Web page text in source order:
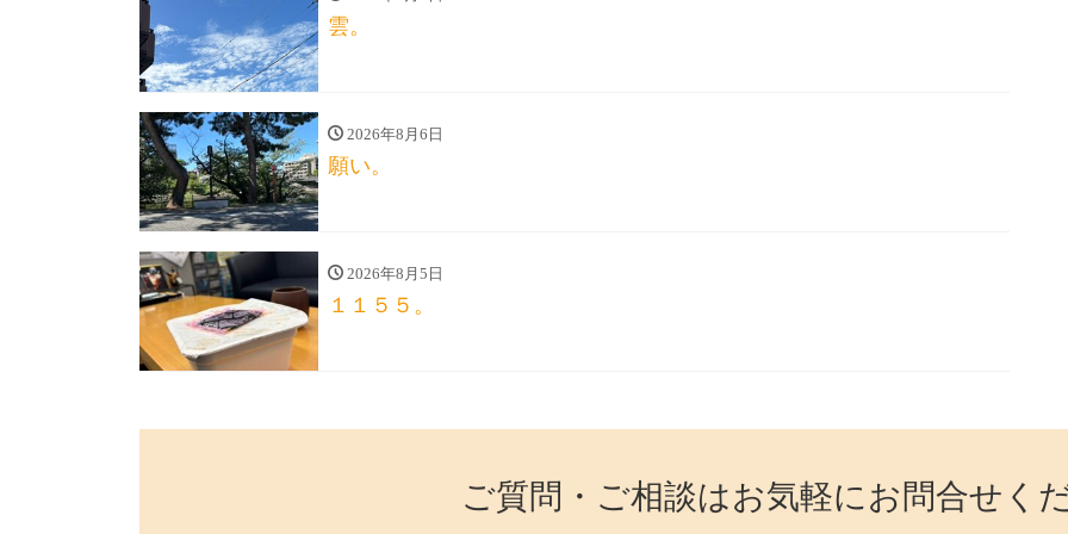
雲。
2026年8月6日
願い。
2026年8月5日
１１５５。
ご質問・ご相談はお気軽にお問合せく